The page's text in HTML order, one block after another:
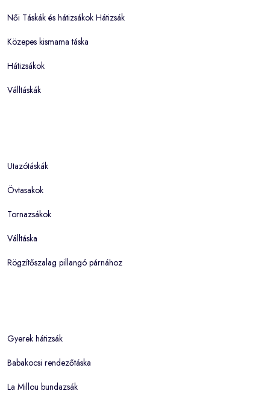
Női Táskák és hátizsákok Hátizsák
Közepes kismama táska
Hátizsákok
Válltáskák
Utazótáskák
Övtasakok
Tornazsákok
Válltáska
Rögzítőszalag pillangó párnához
Gyerek hátizsák
Babakocsi rendezőtáska
La Millou bundazsák